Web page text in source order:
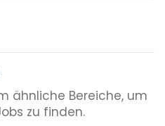
ähnliche Bereiche, um
zu finden.